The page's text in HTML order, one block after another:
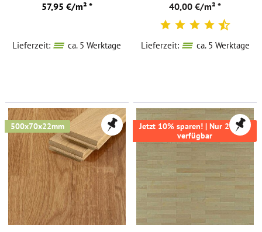
57,95 €/m² *
Lieferzeit: ca. 5 Werktage
40,00 €/m² *
Lieferzeit: ca. 5 Werktage
500x70x22mm
Jetzt 10% sparen! | Nur 28,9m²
verfügbar